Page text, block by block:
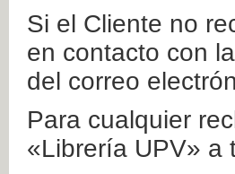
Si el Cliente no
en contacto con
del correo
Para cualquier
«Librería UPV» a